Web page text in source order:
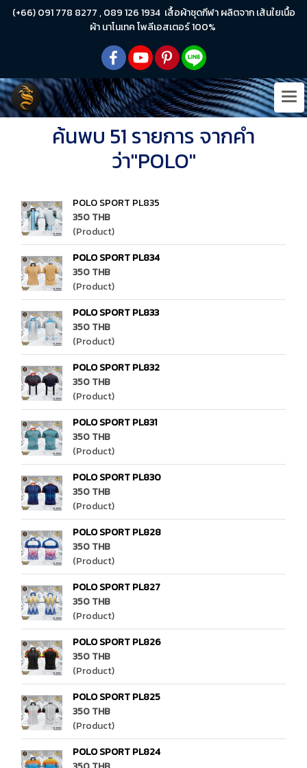
(+66) 091 778 8277 , 089 126 1934 เสื้อผ้าชุดกีฬา ผลิตจาก เส้นใยเนื้อ
ผ้า นาโนเทค โพลีเอสเตอร์ 100%
ค้นพบ 51 รายการ จากคำ
ว่า"POLO"
POLO SPORT PL835
350 THB
(Product)
POLO SPORT PL834
350 THB
(Product)
POLO SPORT PL833
350 THB
(Product)
POLO SPORT PL832
350 THB
(Product)
POLO SPORT PL831
350 THB
(Product)
POLO SPORT PL830
350 THB
(Product)
POLO SPORT PL828
350 THB
(Product)
POLO SPORT PL827
350 THB
(Product)
POLO SPORT PL826
350 THB
(Product)
POLO SPORT PL825
350 THB
(Product)
POLO SPORT PL824